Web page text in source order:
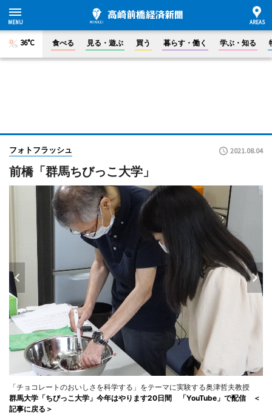
36°C 食べる 見る・遊ぶ 買う 暮らす・働く 学ぶ・知る
フォトフラッシュ 2021.08.04
前橋「群馬ちびっこ大学」
「チョコレートのおいしさを科学する」をテーマに実験する奥津哲夫教授
群馬大学「ちびっこ大学」今年はやります20日間 「YouTube」で配信 ＜
記事に戻る＞